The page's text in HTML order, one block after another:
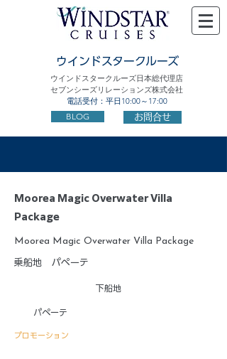
ウインドスタークルーズ
ウインドスタークルーズ日本総代理店
セブンシーズリレーションズ株式会社
電話受付：平日10:00～17:00
BLOG お問合せ
Moorea Magic Overwater Villa
Package
Moorea Magic Overwater Villa Package
乗船地 パペーテ
下船地
パペーテ
プロモーション